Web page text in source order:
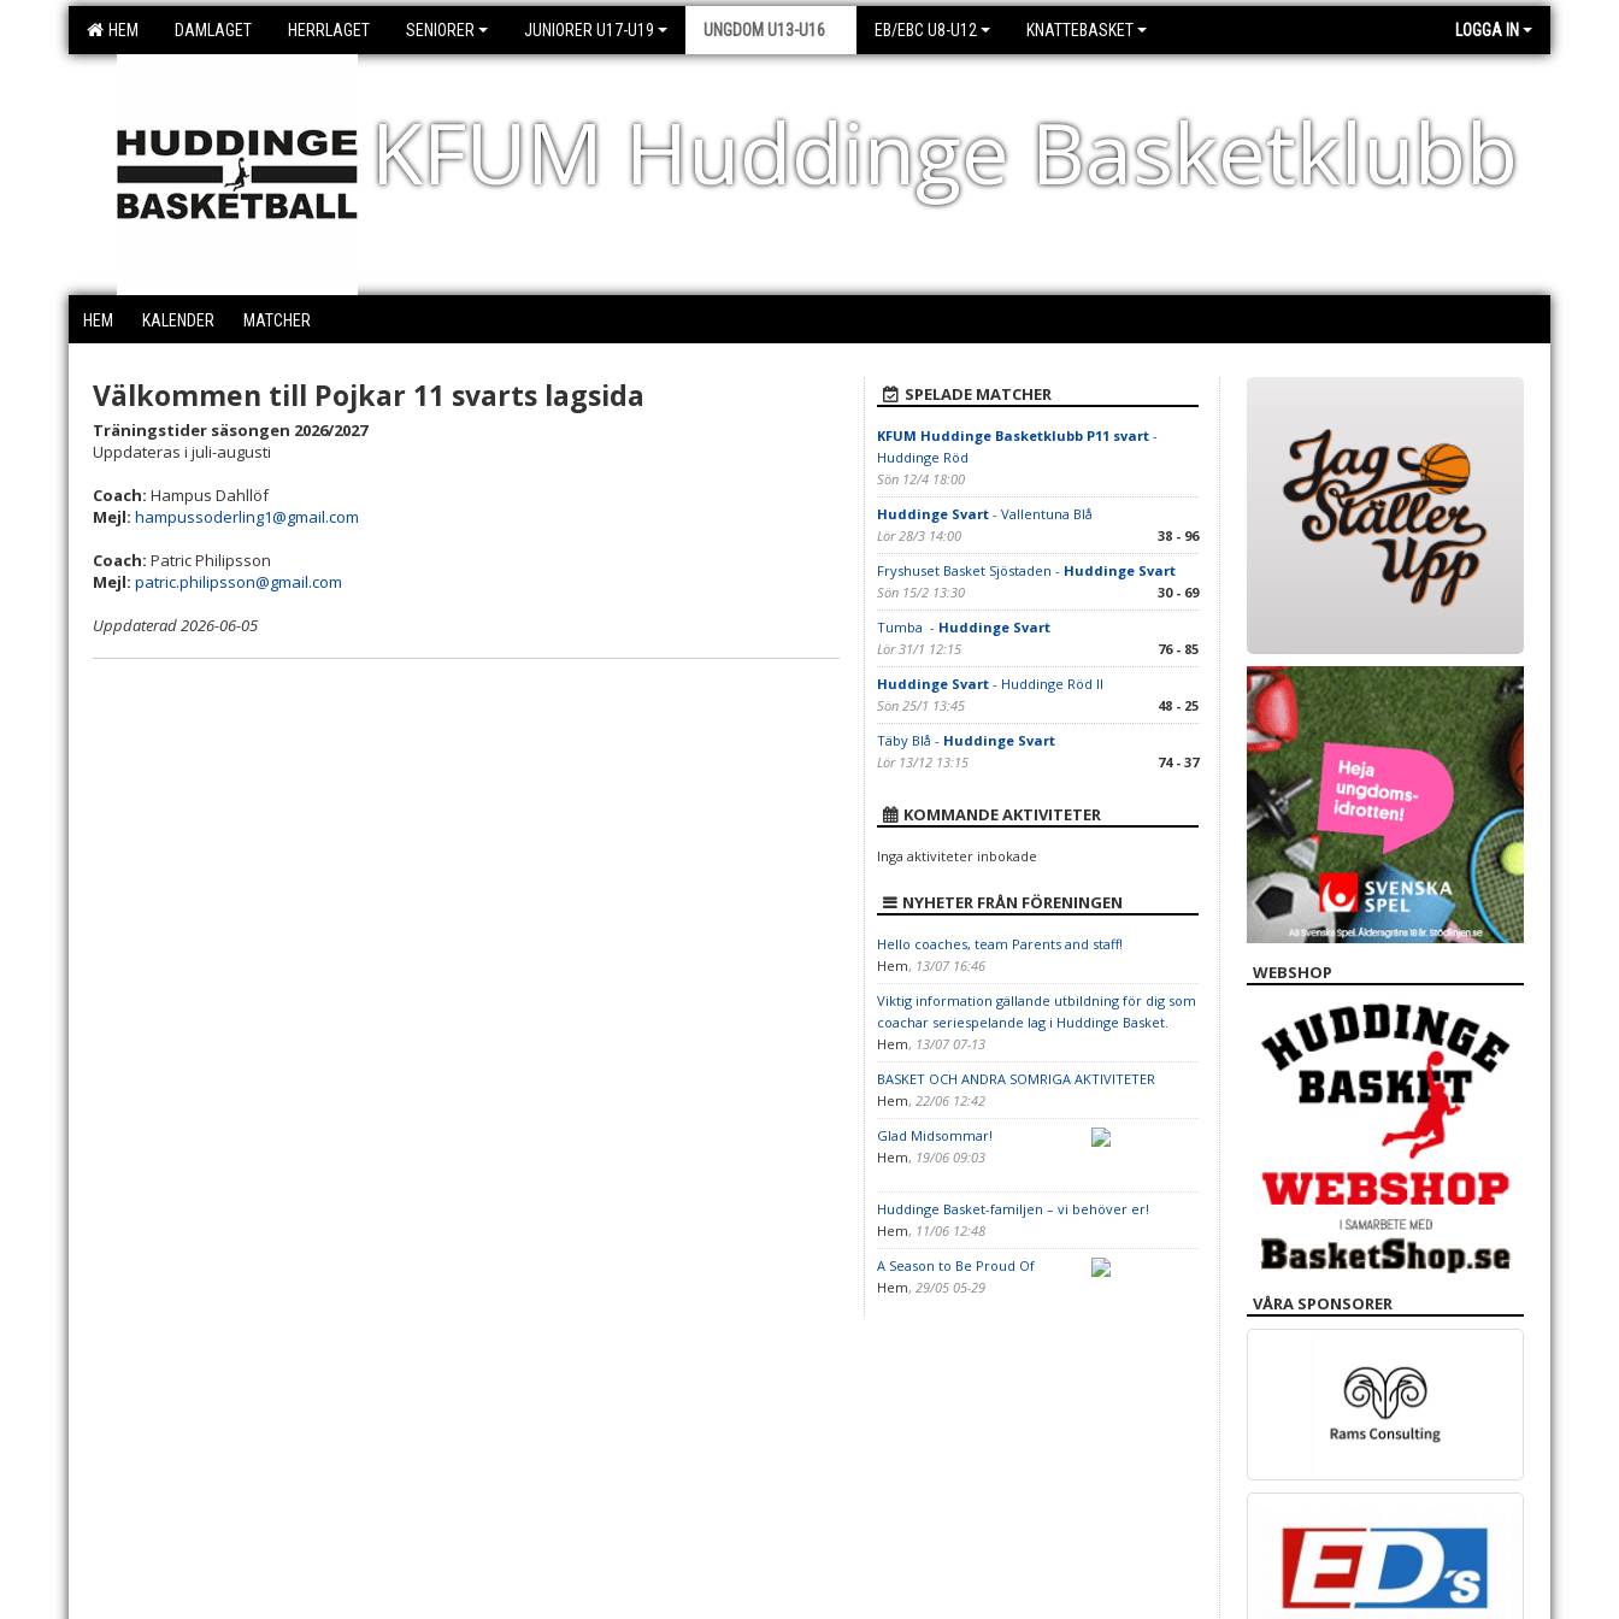
HEM DAMLAGET HERRLAGET SENIORER JUNIORER U17-U19 UNGDOM U13-U16 EB/EBC U8-U12 KNATTEBASKET LOGGA IN
KFUM Huddinge Basketklubb
HEM KALENDER MATCHER
Välkommen till Pojkar 11 svarts lagsida
Träningstider säsongen 2026/2027
Uppdateras i juli-augusti
Coach: Hampus Dahllöf
Mejl: hampussoderling1@gmail.com
Coach: Patric Philipsson
Mejl: patric.philipsson@gmail.com
Uppdaterad 2026-06-05
SPELADE MATCHER
KFUM Huddinge Basketklubb P11 svart-
Huddinge Röd
Sön 12/4 18:00
Huddinge Svart- Vallentuna Blå
Lör 28/3 14:00
38 - 96
Fryshuset Basket Sjöstaden - Huddinge Svart
Sön 15/2 13:30
30 - 69
Tumba - Huddinge Svart
Lör 31/1 12:15
76 - 85
Huddinge Svart- Huddinge Röd II
Sön 25/1 13:45
48 - 25
Täby Blå - Huddinge Svart
Lör 13/12 13:15
74 - 37
KOMMANDE AKTIVITETER
Inga aktiviteter inbokade
NYHETER FRÅN FÖRENINGEN
Hello coaches, team Parents and staff!
Hem, 13/07 16:46
Viktig information gällande utbildning för dig som
coachar seriespelande lag i Huddinge Basket.
Hem, 13/07 07-13
BASKET OCH ANDRA SOMRIGA AKTIVITETER
Hem, 22/06 12:42
Glad Midsommar!
Hem, 19/06 09:03
Huddinge Basket-familjen – vi behöver er!
Hem, 11/06 12:48
A Season to Be Proud Of
Hem, 29/05 05-29
WEBSHOP
VÅRA SPONSORER